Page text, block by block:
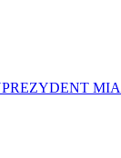
PREZYDENT